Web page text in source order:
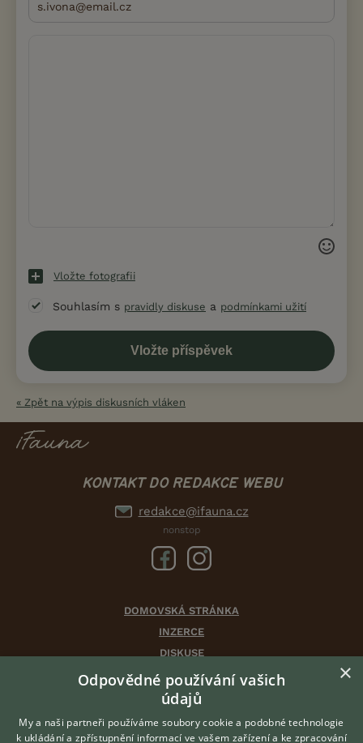
Vložte fotografii
Souhlasím s pravidly diskuse a podmínkami užití
« Zpět na výpis diskusních vláken
KONTAKT DO REDAKCE WEBU
redakce@ifauna.cz
nonstop
DOMOVSKÁ STRÁNKA
INZERCE
DISKUSE
ČLÁNKY
CHOVATELSKÉ STANICE
VÝBĚR VHODNÉHO PLEMENE
×
Odpovědné používání vašich
údajů
My a naši partneři používáme soubory cookie a podobné technologie
k ukládání a zpřístupnění informací ve vašem zařízení a ke zpracování